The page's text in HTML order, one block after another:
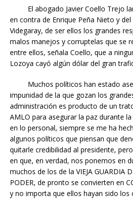
El abogado Javier Coello Trejo
en contra de Enrique Peña Nieto y
Videgaray, de ser ellos los grandes
malos manejos y corruptelas que se
entre ellos, señala Coello, que a
Lozoya cayó algún dólar del gran
Muchos políticos han estado
impunidad de la que gozan los
administración es producto de un
AMLO para asegurar la paz durante
en lo personal, siempre se me ha
algunos políticos que piensan que
quitarle credibilidad al presidente,
en que, en verdad, nos ponemos en
muchos de los de la VIEJA GUARDIA
PODER, de pronto se convierten en
y no importa que ellos hayan sido los